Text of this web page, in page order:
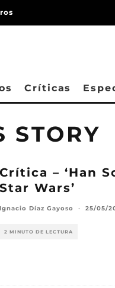
Críticas
STORY
Crítica – ‘Han
Star Wars’
Ignacio Díaz Gayoso · 25/05/
2 MINUTO DE LECTURA